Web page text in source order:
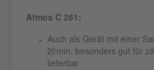
Atmos C 261:
Auch als Gerät mit einer
2l/min, besonders gut für
lieferbar